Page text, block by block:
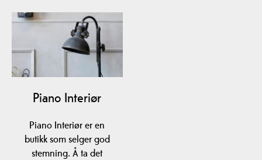
Piano Interiør
Piano Interiør er en
butikk som selger god
stemning. Å ta det